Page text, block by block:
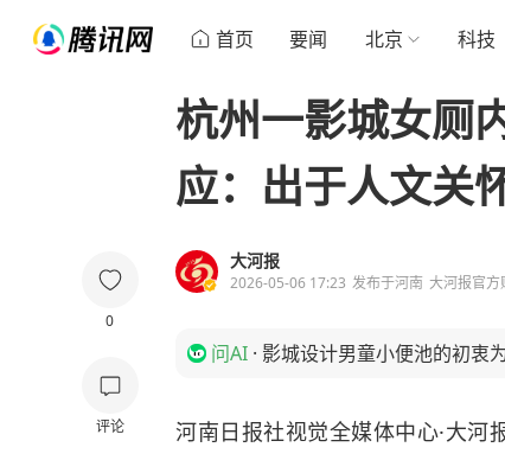
首页 要闻 北京 科技
0
评论
杭州一影城女厕
应：出于人文关
大河报
2026-05-06 17:23 发布于河南 大河报官方
问AI · 影城设计男童小便池的初衷
河南日报社视觉全媒体中心·大河